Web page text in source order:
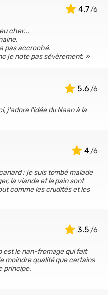
4.7
cher...
pas accroché.
je note pas sévèrement.
5.6
j'adore l'idée du Naan à la
4
: je suis tombé malade
la viande et le pain sont
comme les crudités et les
3.5
est le nan-fromage qui fait
moindre qualité que certains
principe.